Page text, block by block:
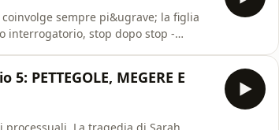
sempre pi&ugrave; la figlia
interrogatorio, stop dopo stop -
PETTEGOLE, MEGERE E